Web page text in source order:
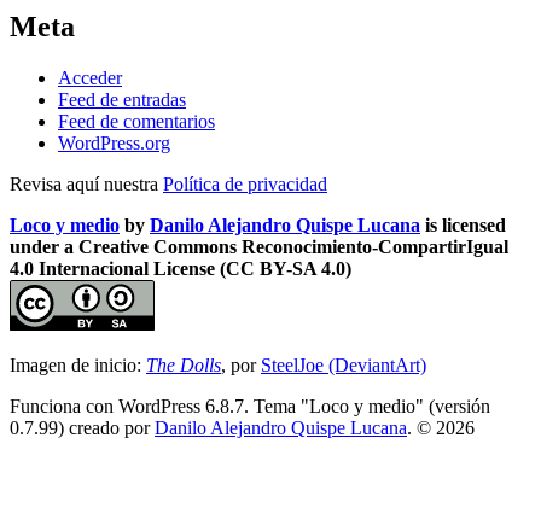
mes
Meta
Acceder
Feed de entradas
Feed de comentarios
WordPress.org
Revisa aquí nuestra Política de privacidad
Loco y medio by Danilo Alejandro Quispe Lucana is licensed
under a Creative Commons Reconocimiento-CompartirIgual
4.0 Internacional License (CC BY-SA 4.0)
Imagen de inicio: The Dolls, por SteelJoe (DeviantArt)
Funciona con WordPress 6.8.7. Tema "Loco y medio" (versión
0.7.99) creado porDanilo Alejandro Quispe Lucana. © 2026